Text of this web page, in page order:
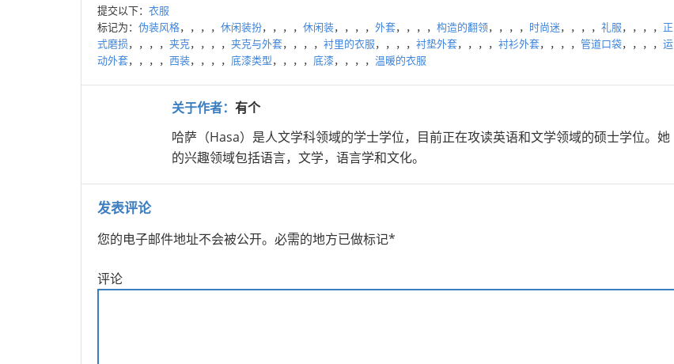
提交以下： 衣服
标记为： 伪装风格，，，， 休闲装扮，，，， 休闲装，，，， 外套，，，， 构造的翻领，，，， 时尚迷，，，， 礼服，，，， 正
式磨损，，，， 夹克，，，， 夹克与外套，，，， 衬里的衣服，，，， 衬垫外套，，，， 衬衫外套，，，， 管道口袋，，，， 运
动外套，，，， 西装，，，， 底漆类型，，，， 底漆，，，， 温暖的衣服
关于作者： 有个
哈萨（Hasa）是人文学科领域的学士学位，目前正在攻读英语和文学领域的硕士学位。她
的兴趣领域包括语言，文学，语言学和文化。
发表评论
您的电子邮件地址不会被公开。 必需的地方已做标记*
评论